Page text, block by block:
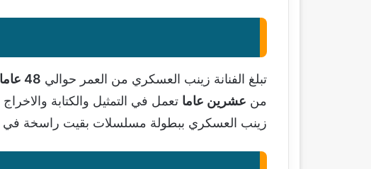
تبلغ الفنانة زينب العسكري من العمر حوالي 48 عاما
من عشرين عاما تعمل في التمثيل والكتابة
زينب العسكري ببطولة مسلسلات بقيت راسخة في